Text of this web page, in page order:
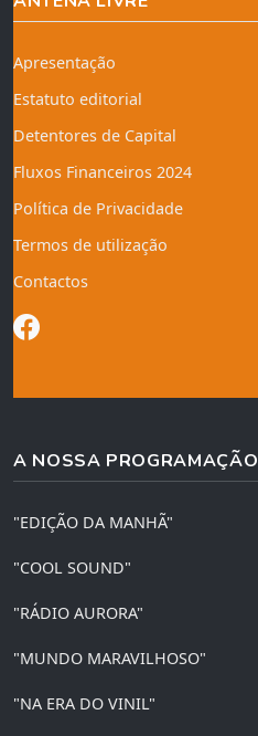
Apresentação
Estatuto editorial
Detentores de Capital
Fluxos Financeiros 2024
Política de Privacidade
Termos de utilização
Contactos
A NOSSA PROGRAMAÇÃO
"EDIÇÃO DA MANHÃ"
"COOL SOUND"
"RÁDIO AURORA"
"MUNDO MARAVILHOSO"
"NA ERA DO VINIL"